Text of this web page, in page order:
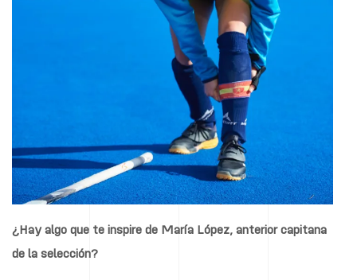
¿Hay algo que te inspire de María López, anterior capitana
de la selección?